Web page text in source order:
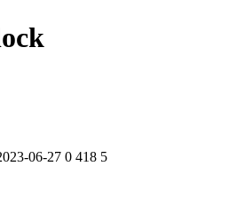
06-27 0 418 5